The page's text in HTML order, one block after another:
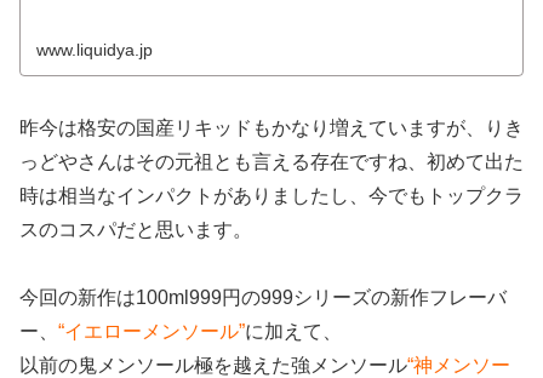
www.liquidya.jp
昨今は格安の国産リキッドもかなり増えていますが、りき
っどやさんはその元祖とも言える存在ですね、初めて出た
時は相当なインパクトがありましたし、今でもトップクラ
スのコスパだと思います。
今回の新作は100ml999円の999シリーズの新作フレーバ
ー、 “イエローメンソール”に加えて、
以前の鬼メンソール極を越えた強メンソール“神メンソー